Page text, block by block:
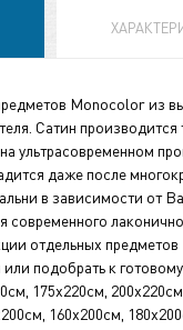
Monocolor из
Сатин
ультрасовременном
даже после
в зависимости от
современного
отдельных
подобрать к
175х220см,
160х200см,